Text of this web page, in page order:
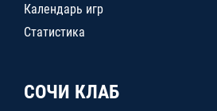
Календарь игр
Статистика
СОЧИ КЛАБ